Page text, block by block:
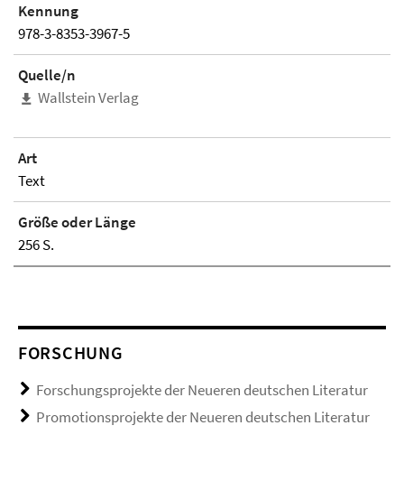
Kennung
978-3-8353-3967-5
Quelle/n
Wallstein Verlag
Art
Text
Größe oder Länge
256 S.
FORSCHUNG
Forschungsprojekte der Neueren deutschen Literatur
Promotionsprojekte der Neueren deutschen Literatur